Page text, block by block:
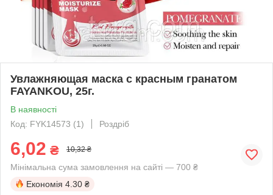
Увлажняющая маска с красным гранатом
FAYANKOU, 25г.
В наявності
Код: FYK14573 (1)
Роздріб
6,02 ₴ 10,32 ₴
Мінімальна сума замовлення на сайті — 700 ₴
Економія 4.30 ₴